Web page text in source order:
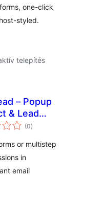
one-click
styled.
telepítés
– Popup
& Lead
(0értékelés
összesen
)
or multistep
in
email